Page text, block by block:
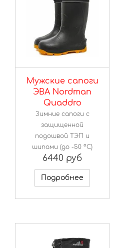
Мужские сапоги
ЭВА Nordman
Quaddro
Зимние сапоги с
защищенной
подошвой ТЭП и
шипами (до -50 ºС)
6440 руб
Подробнее